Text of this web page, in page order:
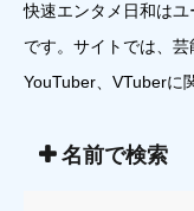
快速エンタメ日和は
です。サイトでは、
YouTuber、VTuberに
名前で検索